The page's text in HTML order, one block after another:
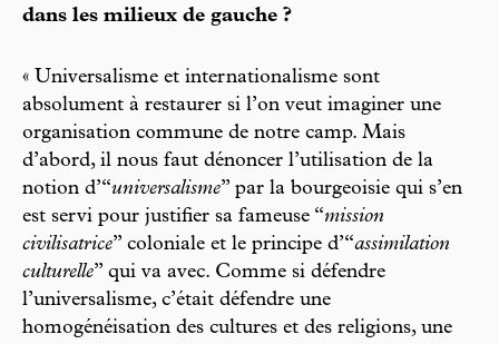
dans les milieux de gauche ?
« Universalisme et internationalisme sont
absolument à restaurer si l’on veut imaginer une
organisation commune de notre camp. Mais
d’abord, il nous faut dénoncer l’utilisation de la
notion d’“universalisme” par la bourgeoisie qui s’en
est servi pour justifier sa fameuse “mission
civilisatrice” coloniale et le principe d’“assimilation
culturelle” qui va avec. Comme si défendre
l’universalisme, c’était défendre une
homogénéisation des cultures et des religions, une